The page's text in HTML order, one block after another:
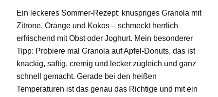
Ein leckeres Sommer-Rezept: knuspriges Granola mit
Zitrone, Orange und Kokos – schmeckt herrlich
erfrischend mit Obst oder Joghurt. Mein besonderer
Tipp: Probiere mal Granola auf Apfel-Donuts, das ist
knackig, saftig, cremig und lecker zugleich und ganz
schnell gemacht. Gerade bei den heißen
Temperaturen ist das genau das Richtige und mit ein